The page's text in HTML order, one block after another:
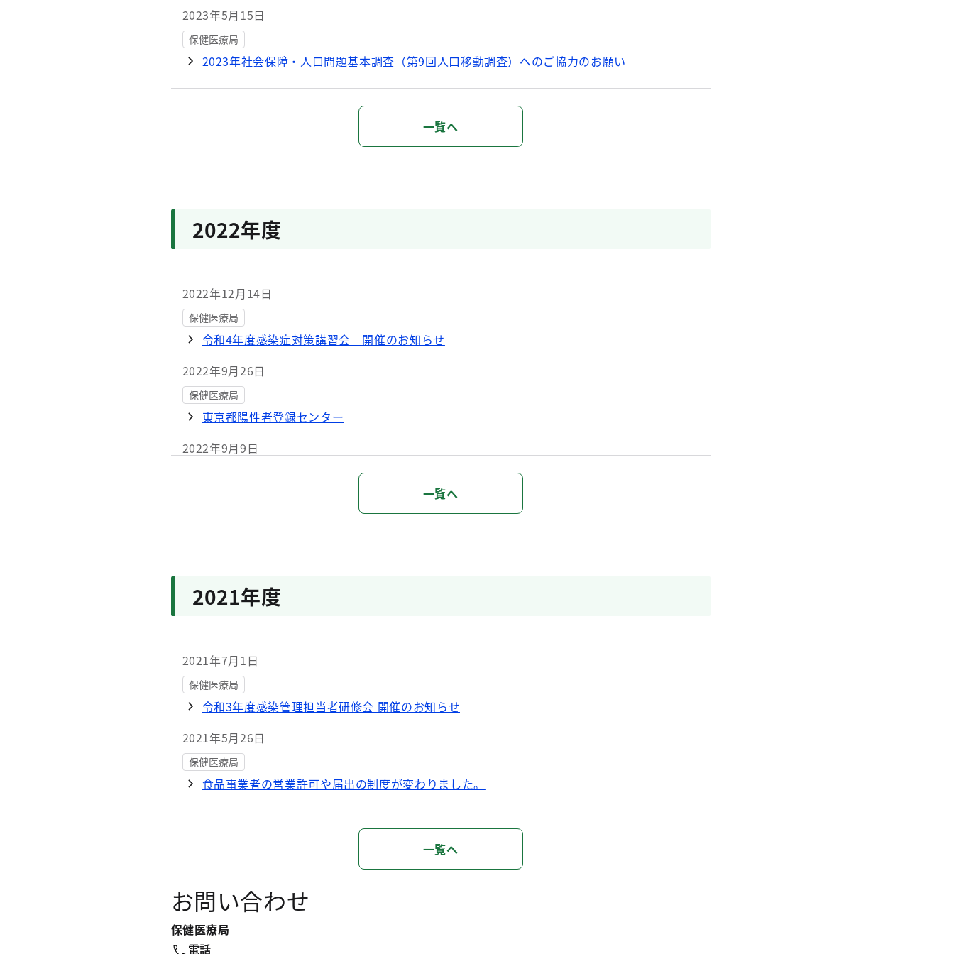
2024年6月28日
保健医療局
新型コロナウイルスに関すること
2023年5月15日
保健医療局
2023年社会保障・人口問題基本調査（第9回人口移動調査）へのご協力のお願い
一覧へ
2022年度
2022年12月14日
保健医療局
令和4年度感染症対策講習会 開催のお知らせ
2022年9月26日
保健医療局
東京都陽性者登録センター
2022年9月9日
新型コロナウイルス陽性者の療養期間が変更になりました。
一覧へ
2021年度
2021年7月1日
保健医療局
令和3年度感染管理担当者研修会 開催のお知らせ
2021年5月26日
保健医療局
食品事業者の営業許可や届出の制度が変わりました。
一覧へ
お問い合わせ
保健医療局
電話